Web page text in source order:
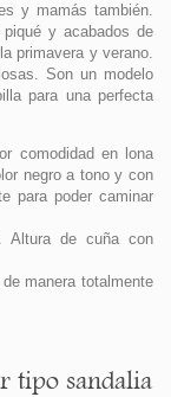
y mamás también.
piqué y acabados de
primavera y verano.
Son un modelo
para una perfecta
comodidad en lona
negro a tono y con
para poder caminar
Altura de cuña con
manera totalmente
tipo sandalia